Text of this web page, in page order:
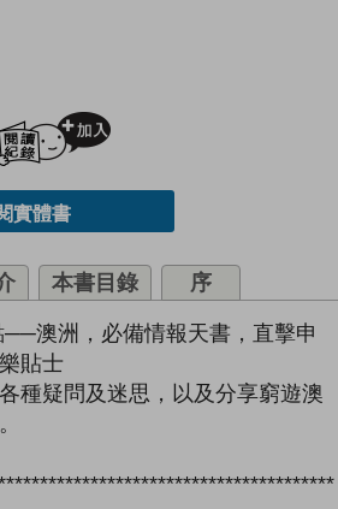
試閲
實體書
本書目錄 序
澳洲，必備情報天書，直擊申
貼士
種疑問及迷思，以及分享窮遊澳